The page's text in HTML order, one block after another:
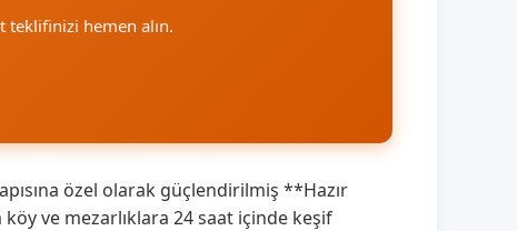
teklifinizi hemen alın.
özel olarak güçlendirilmiş **Hazır
ve mezarlıklara 24 saat içinde keşif